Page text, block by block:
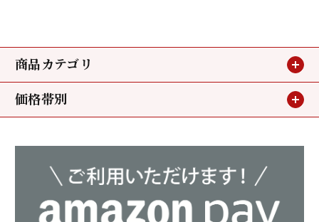
商品カテゴリ
贈り物
小鯛のささ漬
若狭甘鯛
価格帯別
3,240円～5,400円
5,400円～